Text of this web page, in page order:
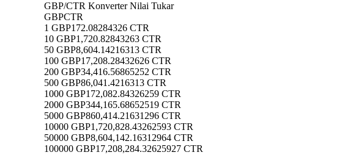
GBP/CTR Konverter Nilai Tukar
GBPCTR
1 GBP172.08284326 CTR
10 GBP1,720.82843263 CTR
50 GBP8,604.14216313 CTR
100 GBP17,208.28432626 CTR
200 GBP34,416.56865252 CTR
500 GBP86,041.4216313 CTR
1000 GBP172,082.84326259 CTR
2000 GBP344,165.68652519 CTR
5000 GBP860,414.21631296 CTR
10000 GBP1,720,828.43262593 CTR
50000 GBP8,604,142.16312964 CTR
100000 GBP17,208,284.32625927 CTR